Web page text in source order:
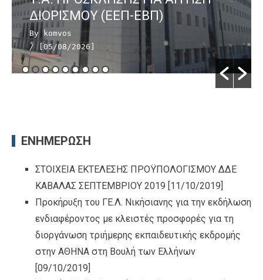
ΔΙΟΡΙΣΜΟΥ (ΕΕΠ-ΕΒΠ)
By komvos
/ [05/08/2026]
ΕΝΗΜΕΡΩΣΗ
ΣΤΟΙΧΕΙΑ ΕΚΤΕΛΕΣΗΣ ΠΡΟΫΠΟΛΟΓΙΣΜΟΥ ΔΔΕ
ΚΑΒΑΛΑΣ ΣΕΠΤΕΜΒΡΙΟΥ 2019 [11/10/2019]
Προκήρυξη του ΓΕ.Λ. Νικήσιανης για την εκδήλωση
ενδιαφέροντος με κλειστές προσφορές για τη
διοργάνωση τριήμερης εκπαιδευτικής εκδρομής
στην ΑΘΗΝΑ στη Βουλή των Ελλήνων
[09/10/2019]